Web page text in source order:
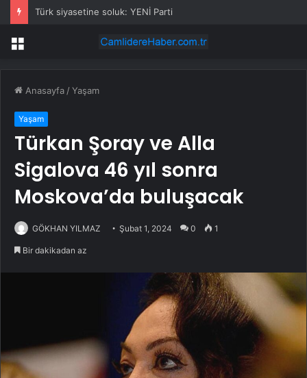
Türk siyasetine soluk: YENİ Parti
Menü
Anasayfa /Yaşam
Yaşam
Türkan Şoray ve Alla
Sigalova 46 yıl sonra
Moskova’da buluşacak
GÖKHAN YILMAZ Şubat 1, 2024 0 1
Bir dakikadan az